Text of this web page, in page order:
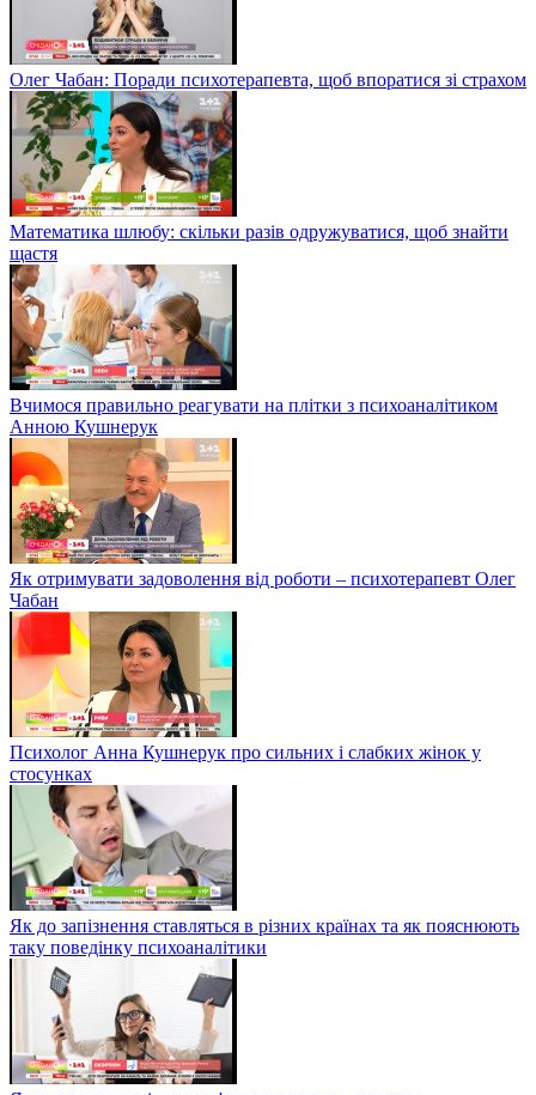
Олег Чабан: Поради психотерапевта, щоб впоратися зі страхом
Математика шлюбу: скільки разів одружуватися, щоб знайти
щастя
Вчимося правильно реагувати на плітки з психоаналітиком
Анною Кушнерук
Як отримувати задоволення від роботи – психотерапевт Олег
Чабан
Психолог Анна Кушнерук про сильних і слабких жінок у
стосунках
Як до запізнення ставляться в різних країнах та як пояснюють
таку поведінку психоаналітики